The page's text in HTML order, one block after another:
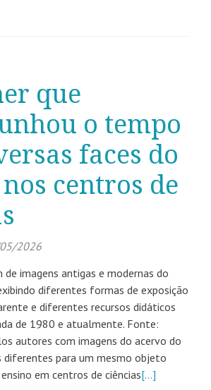
que
o tempo
faces do
centros de
2026
de imagens antigas e modernas do
diferentes formas de exposição
e diferentes recursos didáticos
de 1980 e atualmente. Fonte:
autores com imagens do acervo do
diferentes para um mesmo objeto
em centros de ciências[…]